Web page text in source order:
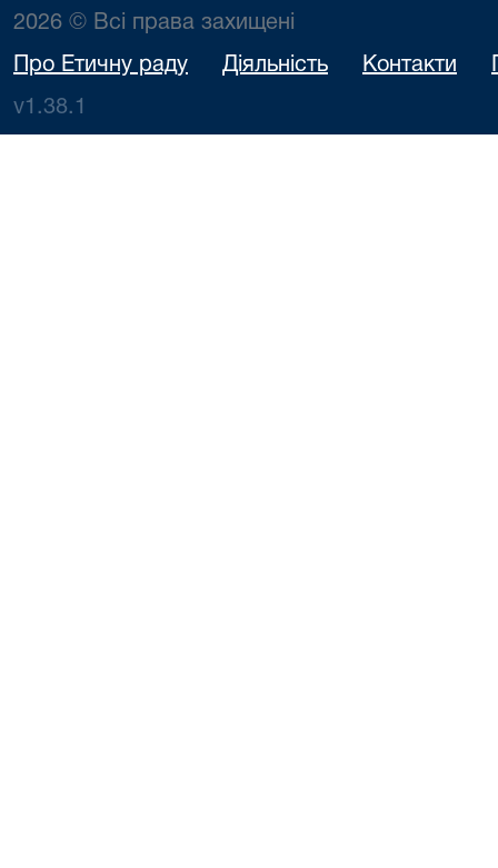
2026 © Всі права захищені
Про Етичну раду Діяльність Контакти
v1.38.1